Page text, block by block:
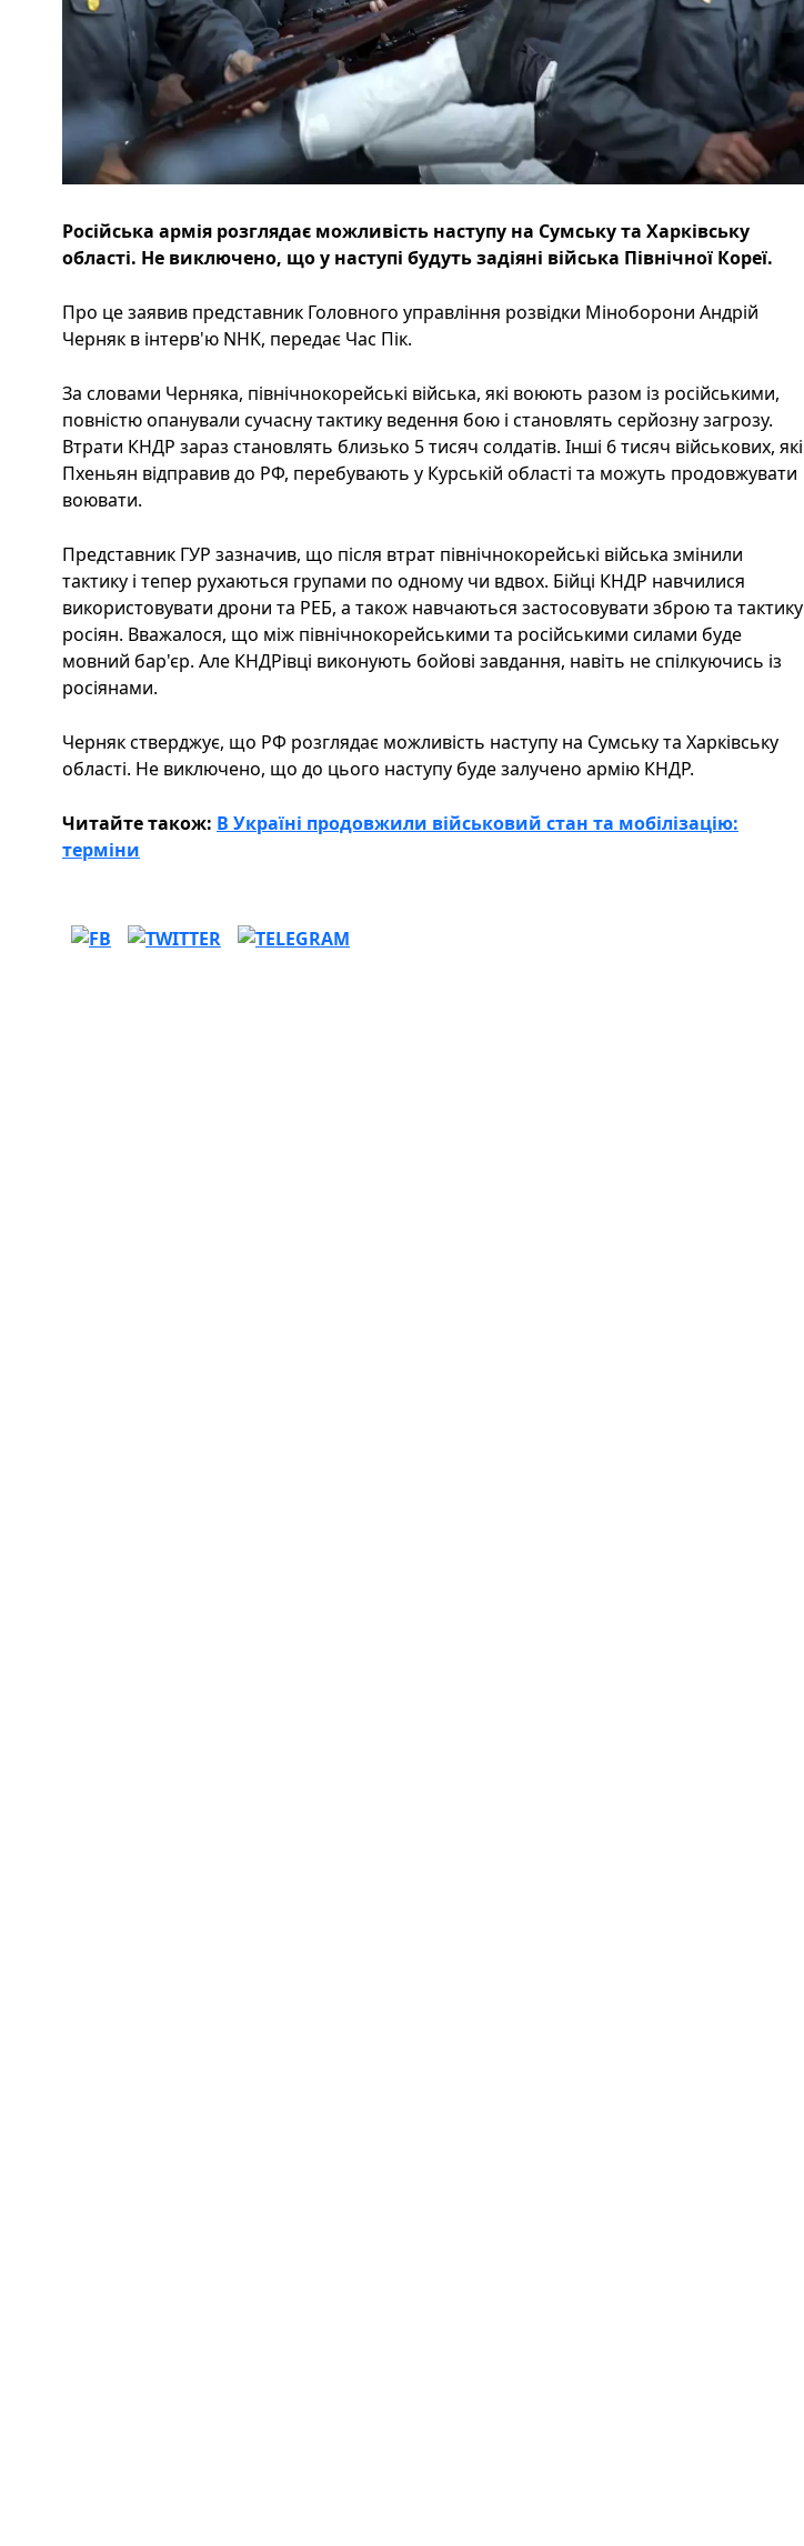
Російська армія розглядає можливість наступу на Сумську та Харківську
області. Не виключено, що у наступі будуть задіяні війська Північної Кореї.
Про це заявив представник Головного управління розвідки Міноборони Андрій
Черняк в інтерв'ю NHK, передає Час Пік.
За словами Черняка, північнокорейські війська, які воюють разом із російськими,
повністю опанували сучасну тактику ведення бою і становлять серйозну загрозу.
Втрати КНДР зараз становлять близько 5 тисяч солдатів. Інші 6 тисяч військових, які
Пхеньян відправив до РФ, перебувають у Курській області та можуть продовжувати
воювати.
Представник ГУР зазначив, що після втрат північнокорейські війська змінили
тактику і тепер рухаються групами по одному чи вдвох. Бійці КНДР навчилися
використовувати дрони та РЕБ, а також навчаються застосовувати зброю та тактику
росіян. Вважалося, що між північнокорейськими та російськими силами буде
мовний бар'єр. Але КНДРівці виконують бойові завдання, навіть не спілкуючись із
росіянами.
Черняк стверджує, що РФ розглядає можливість наступу на Сумську та Харківську
області. Не виключено, що до цього наступу буде залучено армію КНДР.
Читайте також: В Україні продовжили військовий стан та мобілізацію:
терміни